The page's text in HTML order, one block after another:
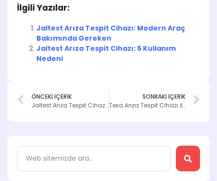
İlgili Yazılar:
Jaltest Arıza Tespit Cihazı: Modern Araç
Bakımında Gereken
Jaltest Arıza Tespit Cihazı: 5 Kullanım
Nedeni
ÖNCEKİ İÇERİK
Jaltest Arıza Tespit Cihazı: 5 Kullanım Nedeni
SONRAKİ İÇERİK
Texa Arıza Tespit Cihazı ile Araç Performansınızı Artırın